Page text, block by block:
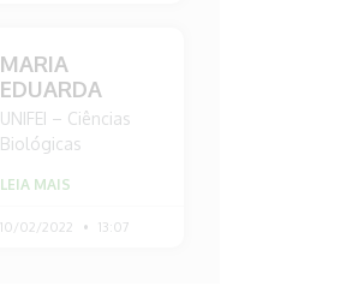
MARIA
EDUARDA
UNIFEI – Ciências
Biológicas
LEIA MAIS
10/02/2022 13:07